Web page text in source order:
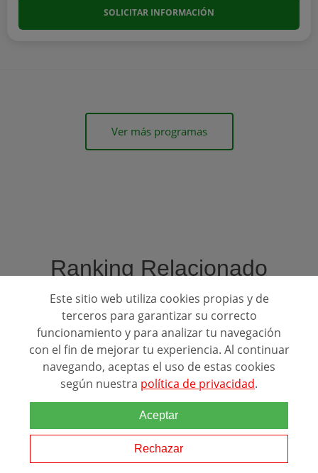
SOLICITAR INFORMACIÓN
Ver más programas
Ranking Relacionado
Mejores Escuelas para estudiar:
Auxiliar Administrativo Local
Este sitio web utiliza cookies propias y de
terceros para garantizar su correcto
funcionamiento y para analizar tu navegación
con el fin de mejorar tu experiencia. Al continuar
navegando, aceptas el uso de estas cookies
según nuestra política de privacidad.
Aceptar
Rechazar